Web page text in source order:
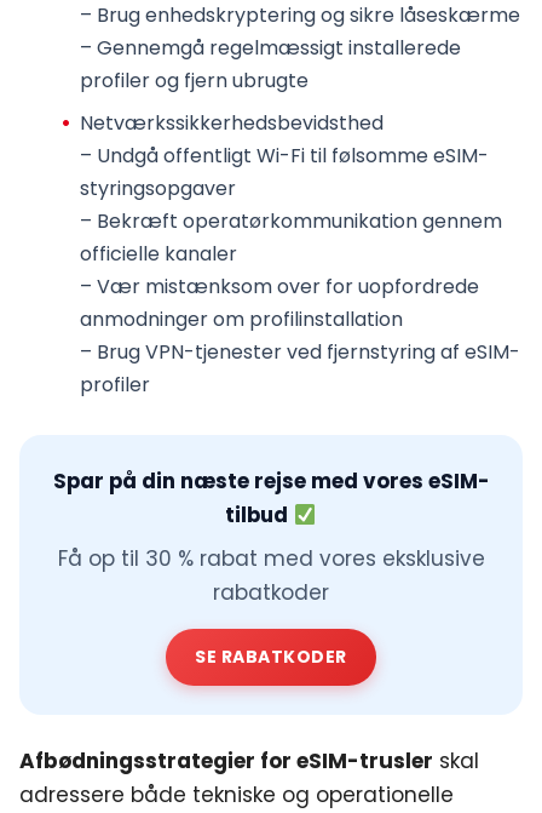
– Brug enhedskryptering og sikre låseskærme
– Gennemgå regelmæssigt installerede
profiler og fjern ubrugte
Netværkssikkerhedsbevidsthed
– Undgå offentligt Wi-Fi til følsomme eSIM-
styringsopgaver
– Bekræft operatørkommunikation gennem
officielle kanaler
– Vær mistænksom over for uopfordrede
anmodninger om profilinstallation
– Brug VPN-tjenester ved fjernstyring af eSIM-
profiler
Spar på din næste rejse med vores eSIM-
tilbud
Få op til 30 % rabat med vores eksklusive
rabatkoder
SE RABATKODER
Afbødningsstrategier for eSIM-trusler skal
adressere både tekniske og operationelle